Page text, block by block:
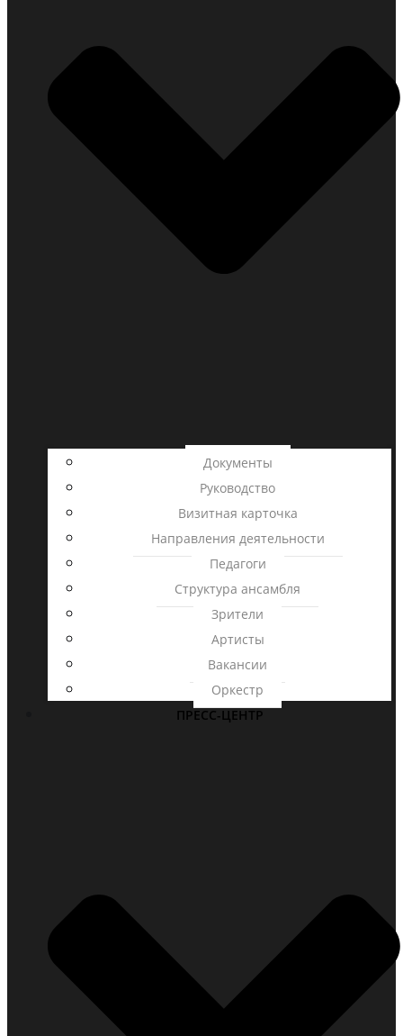
Документы
Руководство
Визитная карточка
Направления деятельности
Педагоги
Структура ансамбля
Зрители
Артисты
Вакансии
Оркестр
ПРЕСС-ЦЕНТР